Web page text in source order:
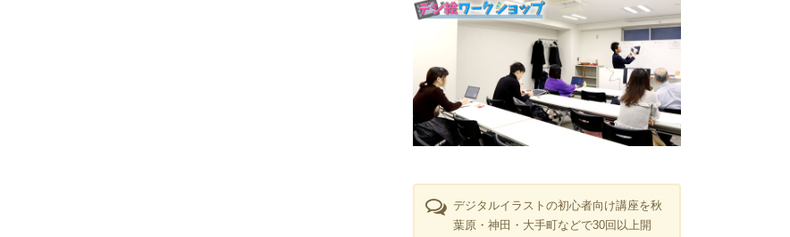
デジタルイラストの初心者向け講座を秋
葉原・神田・大手町などで30回以上開